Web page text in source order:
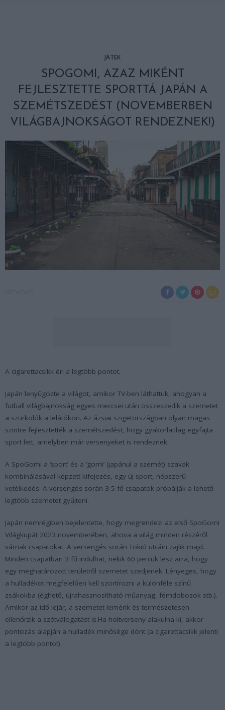
JÁTÉK
SPOGOMI, AZAZ MIKÉNT
FEJLESZTETTE SPORTTÁ JAPÁN A
SZEMÉTSZEDÉST (NOVEMBERBEN
VILÁGBAJNOKSÁGOT RENDEZNEK!)
A cigarettacsikk éri a legtöbb pontot.
Japán lenyűgözte a világot, amikor TV-ben láthattuk, ahogyan a
futball világbajnokság egyes meccsei után összeszedik a szemetet
a szurkolók a lelátókon. Az ázsiai szigetországban olyan magas
szintre fejlesztették a szemétszedést, hogy gyakorlatilag egyfajta
sport lett, amelyben már versenyeket is rendeznek.
A SpoGomi a ‘sport’ és a ‘gomi’ (japánul a szemét) szavak
kombinálásával képzett kifejezés, egy új sport, népszerű
vetélkedés. A versengés során 3-5 fő csapatok próbálják a lehető
legtöbb szemetet gyűjteni.
Japán nemrégiben bejelentette, hogy megrendezi az első SpoGomi
Világkupát 2023 novemberében, ahova a világ minden részéről
várnak csapatokat. A versengés során Tokió utcáin zajlik majd.
Minden csapatban 3 fő indulhat, nekik 60 percük lesz arra, hogy
egy meghatározott területről szemetet szedjenek. Lényeges, hogy
a hulladékot megfelelően kell szortírozni a különféle színű
zsákokba (éghető, újrahasznosítható műanyag, fémdobozok stb.).
Amikor az idő lejár, a szemetet lemérik és természetesen
ellenőrzik a szétválogatást is.Ha holtverseny alakulna ki, akkor
pontozás alapján a hulladék minősége dönt (a cigarettacsikk jelenti
a legtöbb pontot).